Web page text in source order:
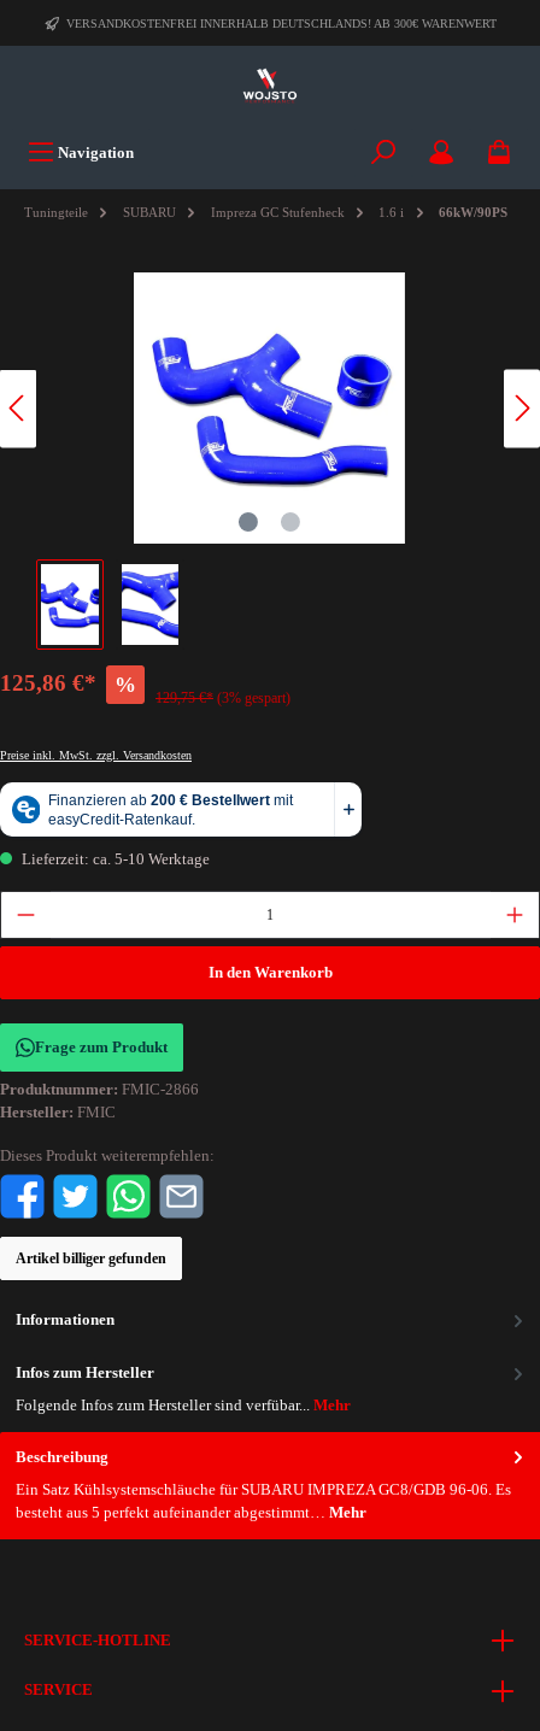
VERSANDKOSTENFREI INNERHALB DEUTSCHLANDS! AB 300€ WARENWERT
Navigation
Tuningteile SUBARU Impreza GC Stufenheck 1.6 i 66kW/90PS
125,86 €* %
129,75 €* (3% gespart)
Preise inkl. MwSt. zzgl. Versandkosten
Lieferzeit: ca. 5-10 Werktage
In den Warenkorb
Frage zum Produkt
Produktnummer: FMIC-2866
Hersteller: FMIC
Dieses Produkt weiterempfehlen:
Artikel billiger gefunden
Beschreibung
Ein Satz Kühlsystemschläuche für SUBARU IMPREZA GC8/GDB 96-06. Es
besteht aus 5 perfekt aufeinander abgestimmt… Mehr
Informationen
Infos zum Hersteller
Folgende Infos zum Hersteller sind verfübar... Mehr
SERVICE-HOTLINE
SERVICE